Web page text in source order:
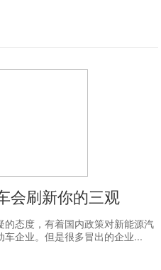
会刷新你的三观
态度，有着国内政策对新能源汽
企业。但是很多冒出的企业...